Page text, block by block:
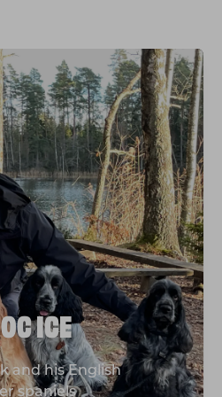
ICE
and his English
spaniels